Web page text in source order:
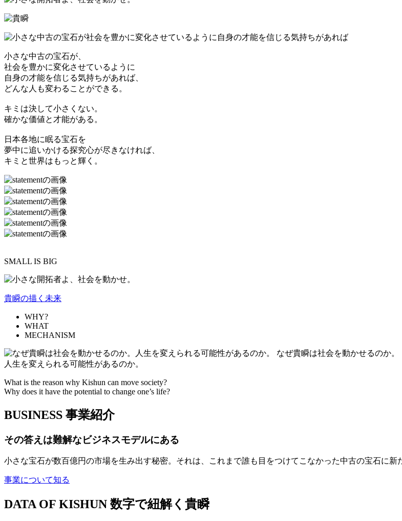
小さな中古の宝石が、
社会を豊かに変化させているように
自身の才能を信じる気持ちがあれば、
どんな人も変わることができる。
キミは決して小さくない。
確かな価値と才能がある。
日本各地に眠る宝石を
夢中に追いかける探究心が尽きなければ、
キミと世界はもっと輝く。
SMALL IS BIG
貴瞬の描く未来
WHY?
WHAT
MECHANISM
なぜ貴瞬は社会を動かせるのか。
人生を変えられる可能性があるのか。
What is the reason why Kishun can move society?
Why does it have the potential to change one’s life?
BUSINESS 事業紹介
その答えは難解なビジネスモデルにある
小さな宝石が数百億円の市場を生み出す秘密。それは、これまで誰も目をつけてこなかった中古の宝石に新
事業について知る
DATA OF KISHUN 数字で紐解く貴瞬